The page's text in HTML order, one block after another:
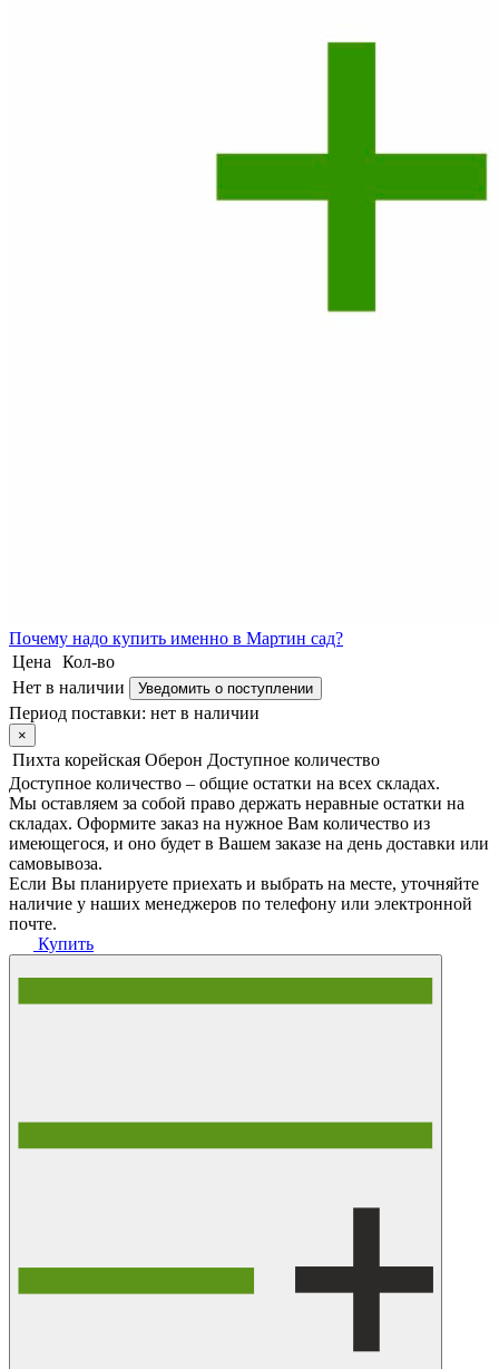
Почему надо купить именно в Мартин сад?
Цена
Кол-во
Нет в наличии
Уведомить о поступлении
Период поставки: нет в наличии
×
Пихта корейская Оберон Доступное количество
Доступное количество – общие остатки на всех складах.
Мы оставляем за собой право держать неравные остатки на
складах. Оформите заказ на нужное Вам количество из
имеющегося, и оно будет в Вашем заказе на день доставки или
самовывоза.
Если Вы планируете приехать и выбрать на месте, уточняйте
наличие у наших менеджеров по телефону или электронной
почте.
Купить